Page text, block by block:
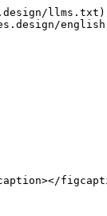
llms.txt).